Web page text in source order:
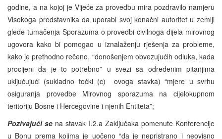
godine, a na kojoj je Vijeće za provedbu mira pozdravilo namjeru
Visokoga predstavnika da uporabi svoj konačni autoritet u zemlji
glede tumačenja Sporazuma o provedbi civilnoga dijela mirovnog
ugovora kako bi pomogao u iznalaženju rješenja za probleme,
kako je prethodno rečeno, “donošenjem obvezujućih odluka, kada
procijeni da je to potrebno” u svezi sa određenim pitanjima
uključujući (sukladno točki (c) ovoga stavka) “mjere u svrhu
osiguranja provedbe Mirovnog sporazuma na cijelokupnom
teritoriju Bosne i Hercegovine i njenih Entiteta”;
Pozivajući se na stavak I.2.a Zaključaka pomenute Konferencije
u Bonu prema kojima je uočeno “da je nepristrano i neovisno